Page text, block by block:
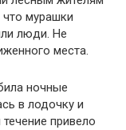
что мурашки
люди. Не
места.
ночные
в лодочку и
привело